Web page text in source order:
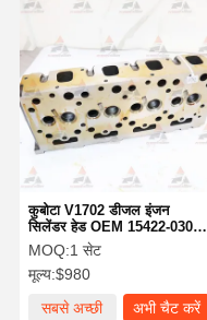
कुबोटा V1702 डीजल इंजन
सिलेंडर हेड OEM 15422-03040
15476-03040 17345-03040
MOQ:1 सेट
मूल्य:$980
सबसे अच्छी
अभी चैट करें